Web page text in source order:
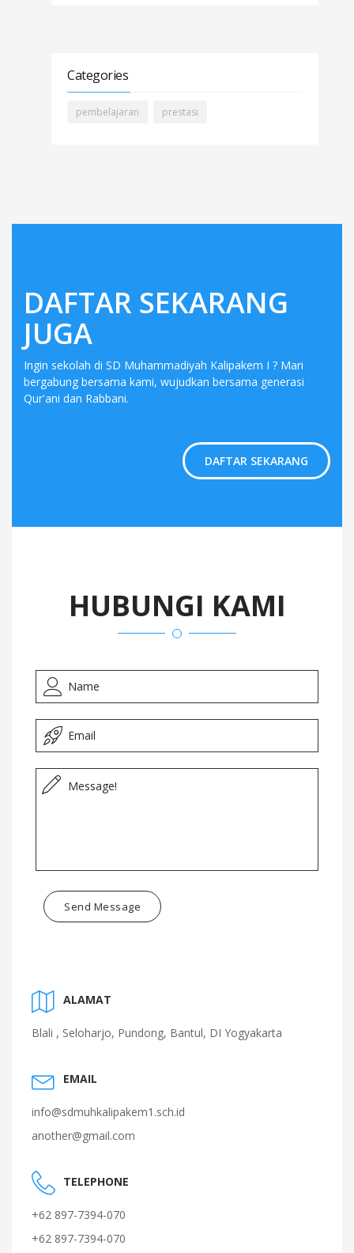
Categories
pembelajaran prestasi
DAFTAR SEKARANG
JUGA
Ingin sekolah di SD Muhammadiyah Kalipakem I ? Mari
bergabung bersama kami, wujudkan bersama generasi
Qur'ani dan Rabbani.
DAFTAR SEKARANG
HUBUNGI KAMI
Send Message
ALAMAT
Blali , Seloharjo, Pundong, Bantul, DI Yogyakarta
EMAIL
info@sdmuhkalipakem1.sch.id
another@gmail.com
TELEPHONE
+62 897-7394-070
+62 897-7394-070